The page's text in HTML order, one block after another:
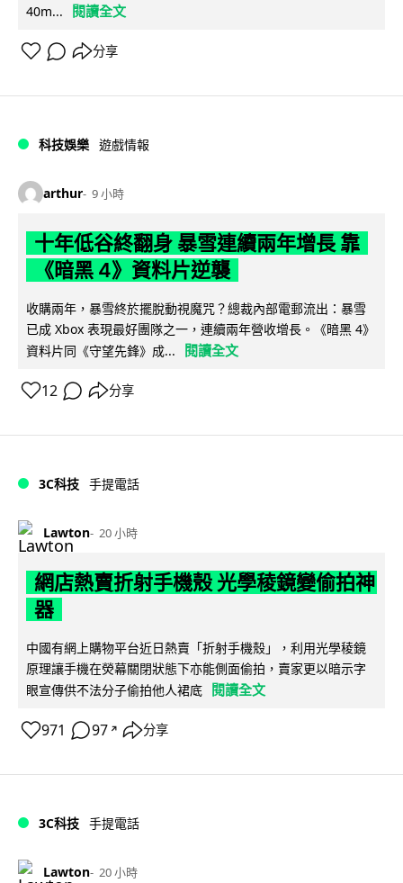
40m...
閱讀全文
分享
科技娛樂 遊戲情報
arthur 9 小時
十年低谷終翻身 暴雪連續兩年增長 靠
《暗黑 4》資料片逆襲
收購兩年，暴雪終於擺脫動視魔咒？總裁內部電郵流出：暴雪
已成 Xbox 表現最好團隊之一，連續兩年營收增長。《暗黑 4》
資料片同《守望先鋒》成...
閱讀全文
12 分享
3C科技 手提電話
Lawton 20 小時
網店熱賣折射手機殼 光學稜鏡變偷拍神
器
中國有網上購物平台近日熱賣「折射手機殼」，利用光學稜鏡
原理讓手機在熒幕關閉狀態下亦能側面偷拍，賣家更以暗示字
眼宣傳供不法分子偷拍他人裙底 閱讀全文
971 97 ↗ 分享
3C科技 手提電話
Lawton 20 小時